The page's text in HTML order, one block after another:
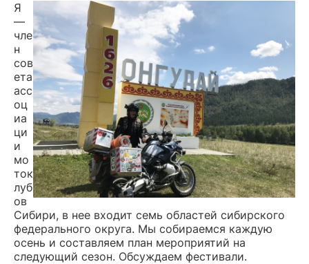
Я
—
чле
н
сов
ета
асс
оц
иа
ци
и
мо
ток
луб
ов
Сибири, в нее входит семь областей сибирского
федерального округа. Мы собираемся каждую
осень и составляем план мероприятий на
следующий сезон. Обсуждаем фестивали.